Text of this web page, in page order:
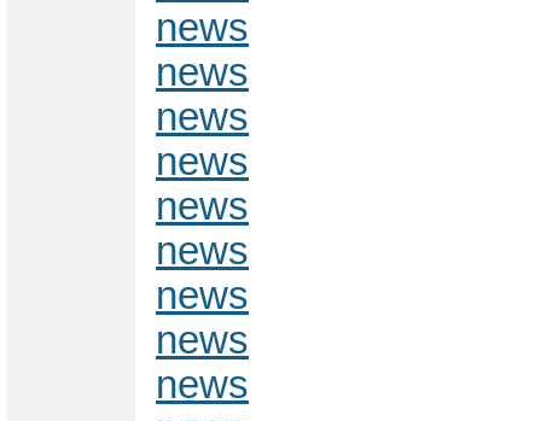
news
news
news
news
news
news
news
news
news